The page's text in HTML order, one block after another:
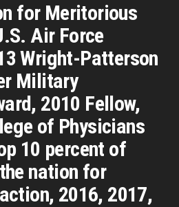
for Meritorious
Air Force
Wright-Patterson
Military
2010 Fellow,
of Physicians
10 percent of
nation for
2016, 2017,